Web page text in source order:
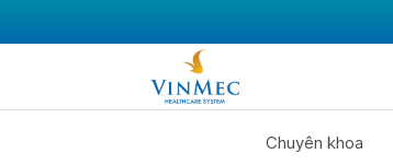
Chuyên khoa